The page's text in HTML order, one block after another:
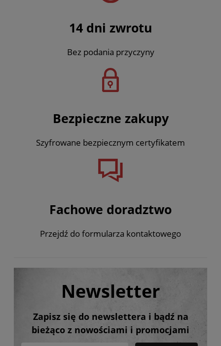
14 dni zwrotu
Bez podania przyczyny
Bezpieczne zakupy
Szyfrowane bezpiecznym certyfikatem
Fachowe doradztwo
Przejdź do formularza kontaktowego
Newsletter
Zapisz się do newslettera i bądź na
bieżąco z nowościami i promocjami